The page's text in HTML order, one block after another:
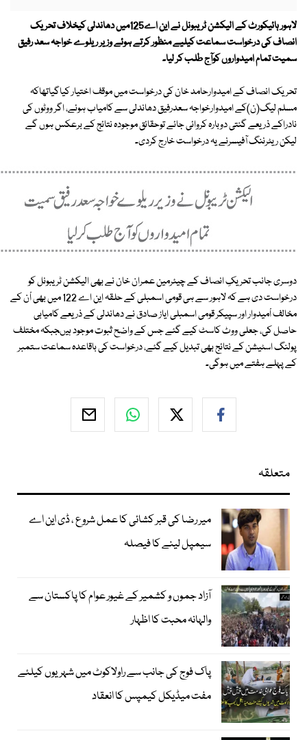
لاہور ہائیکورٹ کے الیکشن ٹریبونل نے این اے125میں دھاندلی کیخلاف تحریک
انصاف کی درخواست سماعت کیلیے منظور کرتے ہوئے وزیر ریلوے خواجہ سعد رفیق
سمیت تمام امیدواروں کوآج طلب کر لیا۔
تحریک انصاف کے امیدوارحامد خان کی درخواست میں موقف اختیار کیاگیاتھاکہ
مسلم لیگ(ن)کے امیدوارخواجہ سعدرفیق دھاندلی سے کامیاب ہوئے، اگر ووٹوں کی
نادراکے ذریعے گنتی دوبارہ کروائی جائے توحقائق موجودہ نتائج کے برعکس ہوں گے
لیکن ریٹرننگ آفیسرنے یہ درخواست خارج کردی۔
دوسری جانب تحریکِ انصاف کے چیئرمین عمران خان نے بھی الیکشن ٹریبونل کو
درخواست دی ہے کہ لاہور سے ہی قومی اسمبلی کے حلقہ این اے 122 میں بھی اْن کے
مخالف اْمیدوار اور سپیکر قومی اسمبلی ایاز صادق نے دھاندلی کے ذریعے کامیابی
حاصل کی، جعلی ووٹ کاسٹ کیے گئے جس کے واضح ثبوت موجود ہیںجبکہ مختلف
پولنگ اسٹیشن کے نتائج بھی تبدیل کیے گئے، درخواست کی باقاعدہ سماعت ستمبر
کے پہلے ہفتے میں ہوگی۔
متعلقہ
میر رضا کی قبر کشائی کا عمل شروع ، ڈی این اے
سیمپل لینے کا فیصلہ
آزاد جموں و کشمیر کے غیور عوام کا پاکستان سے
والہانہ محبت کا اظہار
پاک فوج کی جانب سے راولاکوٹ میں شہریوں کیلئے
مفت میڈیکل کیمپس کا انعقاد